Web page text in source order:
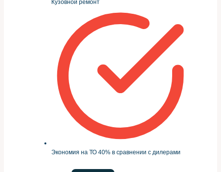
Кузовной ремонт
Экономия на ТО 40% в сравнении с дилерами